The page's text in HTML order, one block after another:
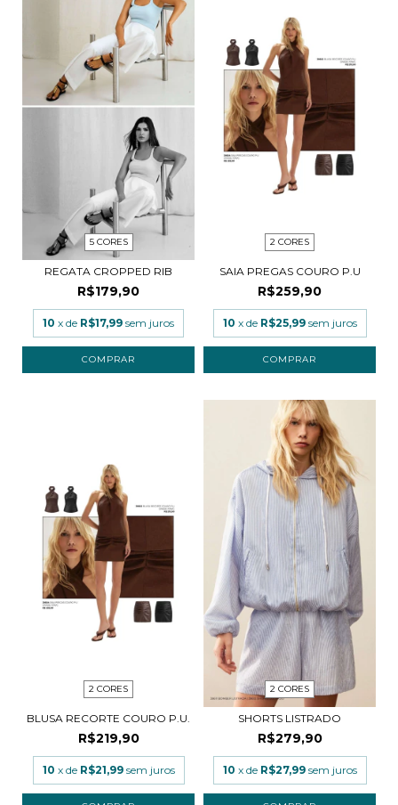
5 CORES
REGATA CROPPED RIB
R$179,90
10 x de R$17,99 sem juros
COMPRAR
2 CORES
SAIA PREGAS COURO P.U
R$259,90
10 x de R$25,99 sem juros
COMPRAR
2 CORES
BLUSA RECORTE COURO P.U.
R$219,90
10 x de R$21,99 sem juros
2 CORES
SHORTS LISTRADO
R$279,90
10 x de R$27,99 sem juros